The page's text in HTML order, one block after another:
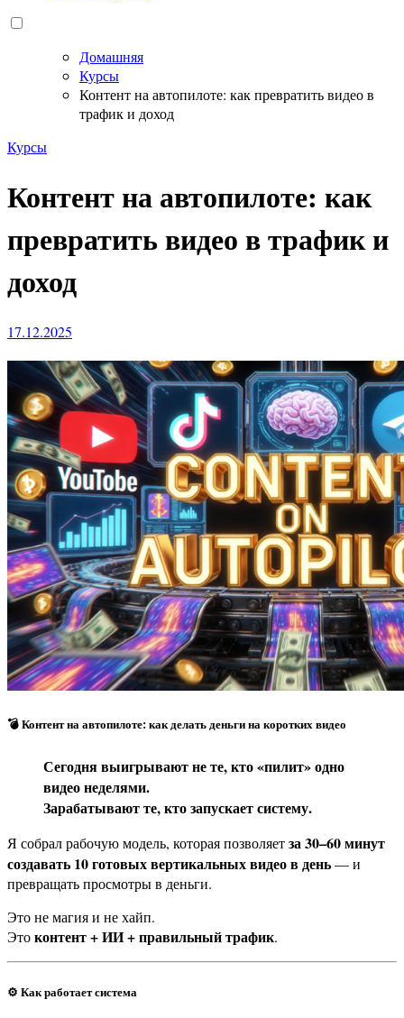
Домашняя
Курсы
Контент на автопилоте: как превратить видео в
трафик и доход
Курсы
Контент на автопилоте: как
превратить видео в трафик и
доход
17.12.2025
💣 Контент на автопилоте: как делать деньги на коротких видео
Сегодня выигрывают не те, кто «пилит» одно
видео неделями.
Зарабатывают те, кто запускает систему.
Я собрал рабочую модель, которая позволяетза 30–60 минут
создавать 10 готовых вертикальных видео в день— и
превращать просмотры в деньги.
Это не магия и не хайп.
Этоконтент + ИИ + правильный трафик.
⚙️ Как работает система